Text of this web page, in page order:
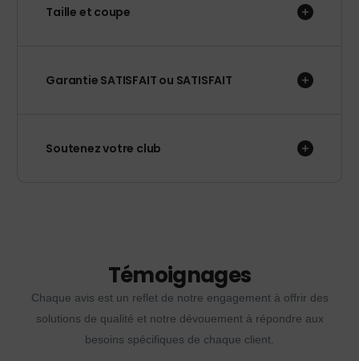
Taille et coupe
Garantie SATISFAIT ou SATISFAIT
Soutenez votre club
Témoignages
Chaque avis est un reflet de notre engagement à offrir des
solutions de qualité et notre dévouement à répondre aux
besoins spécifiques de chaque client.